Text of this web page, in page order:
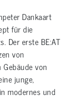
Dankaart
für die
Der erste BE:AT
von
von
junge,
modernes und